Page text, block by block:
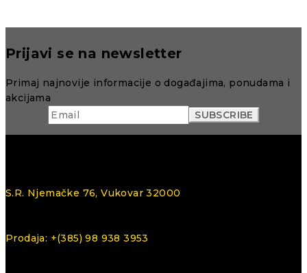
Prijavi se na newsletter
Primaj najnovije informacije o događajima, ponudama i
akcijama
S.R. Njemačke 76, Vukovar 32000
Prodaja: +(385) 98 938 3953